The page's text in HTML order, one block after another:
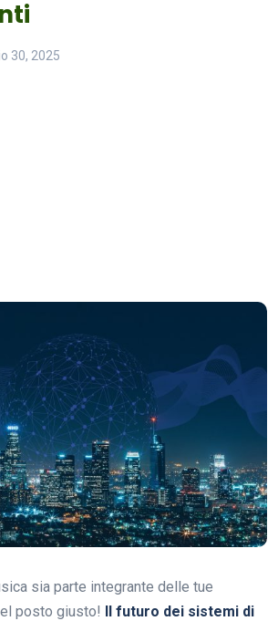
30, 2025
sia parte integrante delle tue
posto giusto! Il futuro dei sistemi di